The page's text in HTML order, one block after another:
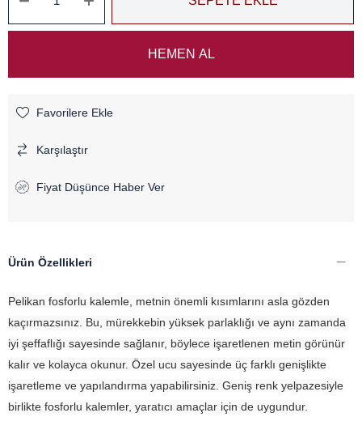
Favorilere Ekle
Karşılaştır
Fiyat Düşünce Haber Ver
Ürün Özellikleri
Pelikan fosforlu kalemle, metnin önemli kısımlarını asla gözden
kaçırmazsınız. Bu, mürekkebin yüksek parlaklığı ve aynı zamanda
iyi şeffaflığı sayesinde sağlanır, böylece işaretlenen metin görünür
kalır ve kolayca okunur. Özel ucu sayesinde üç farklı genişlikte
işaretleme ve yapılandırma yapabilirsiniz. Geniş renk yelpazesiyle
birlikte fosforlu kalemler, yaratıcı amaçlar için de uygundur.